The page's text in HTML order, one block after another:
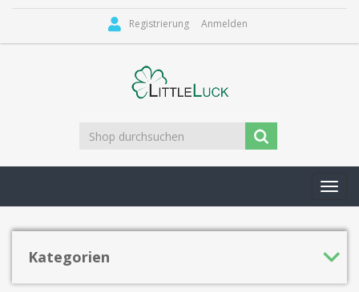
Registrierung Anmelden
Kategorien